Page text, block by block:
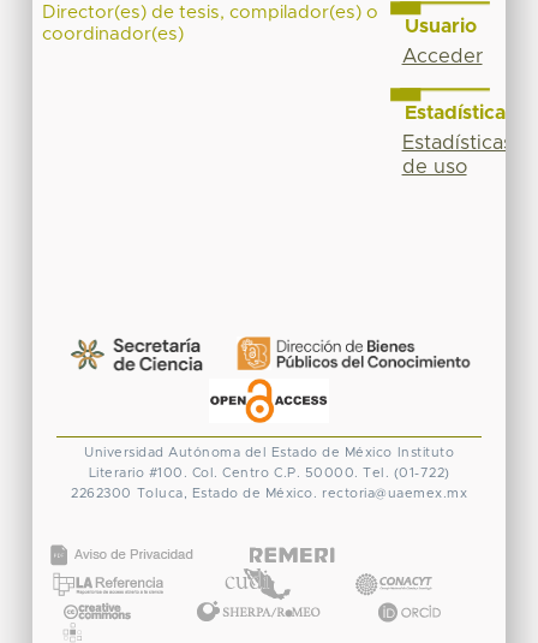
Director(es) de tesis, compilador(es) o
coordinador(es)
Usuario
Acceder
Estadísticas
Estadísticas
de uso
Universidad Autónoma del Estado de México
Instituto
Literario #100. Col. Centro C.P. 50000. Tel. (01-722)
2262300 Toluca, Estado de México. rectoria@uaemex.mx